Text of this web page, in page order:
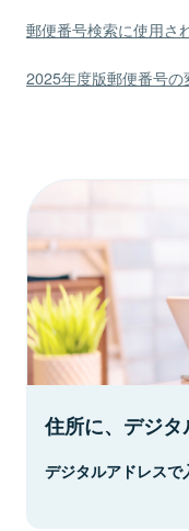
郵便番号検索に使用さ
2025年度版郵便番号の
住所に、デジタ
デジタルアドレスで